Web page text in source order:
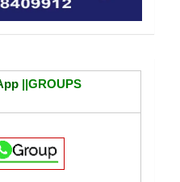
||GROUPS